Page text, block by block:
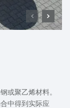
或聚乙烯材料。
中得到实际应